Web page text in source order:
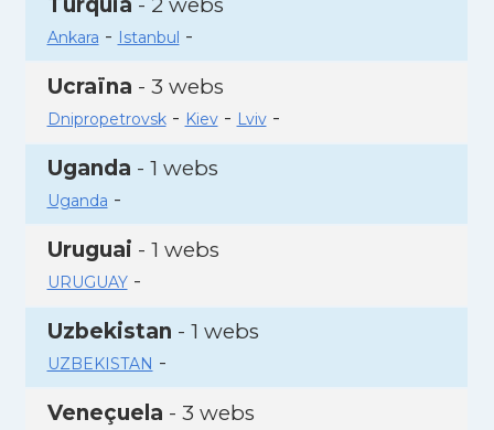
Ankara - Istanbul -
Ucraïna - 3 webs
Dnipropetrovsk- Kiev- Lviv-
Uganda - 1 webs
Uganda -
Uruguai - 1 webs
URUGUAY-
Uzbekistan - 1 webs
UZBEKISTAN -
Veneçuela - 3 webs